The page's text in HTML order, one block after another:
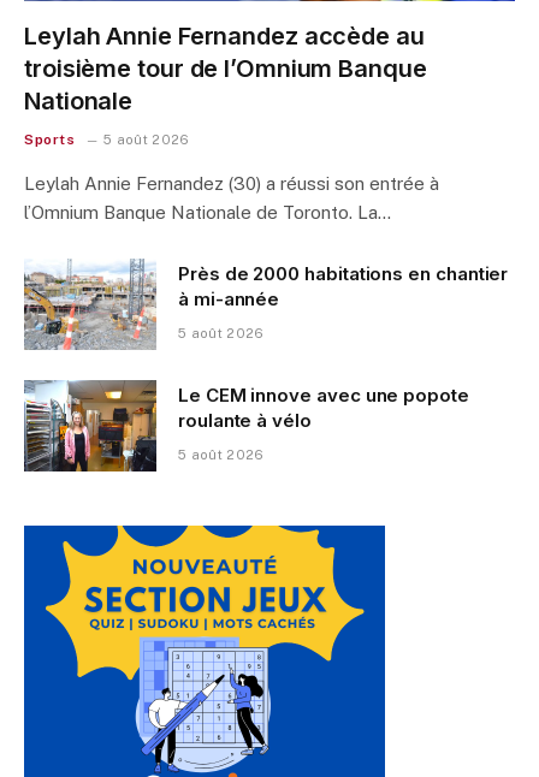
Leylah Annie Fernandez accède au
troisième tour de l’Omnium Banque
Nationale
Sports 5 août 2026
Leylah Annie Fernandez (30) a réussi son entrée à
l’Omnium Banque Nationale de Toronto. La…
Près de 2000 habitations en chantier
à mi-année
5 août 2026
Le CEM innove avec une popote
roulante à vélo
5 août 2026